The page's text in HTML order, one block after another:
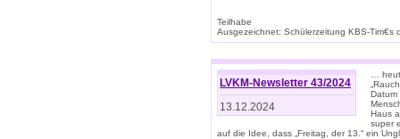
Teilhabe
Ausgezeichnet: Schülerzeitung KBS-Tim€s
LVKM-Newsletter 43/2024
13.12.2024
…
Datum
Haus
super
auf die Idee, dass „Freitag, der 13.“ ein